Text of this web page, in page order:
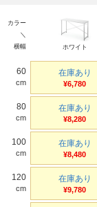
カラー
＼
横幅
ホワイト
60
cm
在庫あり
¥6,780
80
cm
在庫あり
¥8,280
100
cm
在庫あり
¥8,480
120
cm
在庫あり
¥9,780